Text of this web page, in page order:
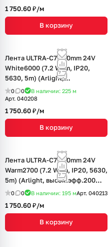
1 750.60 ₽/м
В корзину
Лента ULTRA-C72-10mm 24V
White6000 (7.2 W/m, IP20,
5630, 5m) (Arlight,
высок.эфф.200 лм/Вт)
0 0 В наличии: 225 м
Арт. 040208
1 750.60 ₽/м
В корзину
Лента ULTRA-C72-10mm 24V
Warm2700 (7.2 W/m, IP20, 5630,
5m) (Arlight, высок.эфф.200
лм/Вт)
0 0 В наличии: 195 мАрт. 040213
1 750.60 ₽/м
В корзину